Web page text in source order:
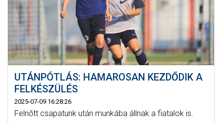
UTÁNPÓTLÁS: HAMAROSAN KEZDŐDIK A
FELKÉSZÜLÉS
2025-07-09 16:28:26
Felnőtt csapatunk után munkába állnak a fiatalok is.